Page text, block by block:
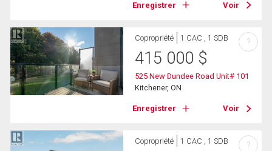
Enregistrer Voir
Copropriété 1 CAC , 1 SDB
415 000 $
525 New Dundee Road Unit# 101
Kitchener, ON
Enregistrer Voir
?
Copropriété 1 CAC , 1 SDB ?